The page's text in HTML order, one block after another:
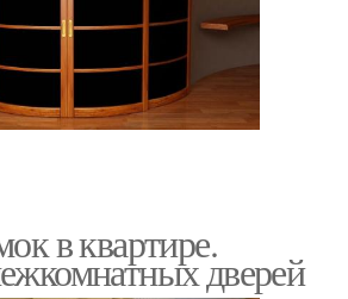
в квартире.
дверей